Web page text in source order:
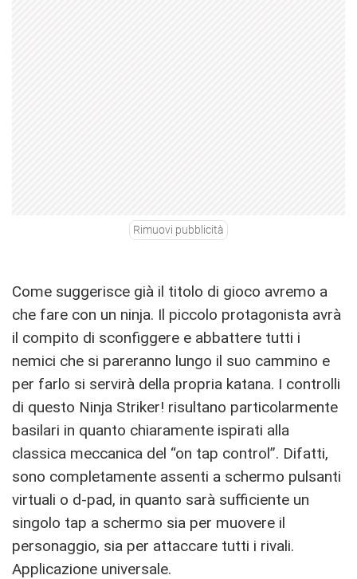
Rimuovi pubblicità
Come suggerisce già il titolo di gioco avremo a
che fare con un ninja. Il piccolo protagonista avrà
il compito di sconfiggere e abbattere tutti i
nemici che si pareranno lungo il suo cammino e
per farlo si servirà della propria katana. I controlli
di questo Ninja Striker! risultano particolarmente
basilari in quanto chiaramente ispirati alla
classica meccanica del “on tap control”. Difatti,
sono completamente assenti a schermo pulsanti
virtuali o d-pad, in quanto sarà sufficiente un
singolo tap a schermo sia per muovere il
personaggio, sia per attaccare tutti i rivali.
Applicazione universale.